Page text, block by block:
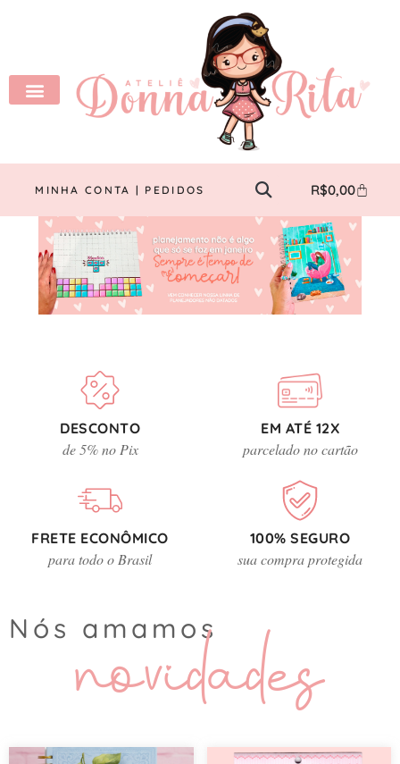
MINHA CONTA | PEDIDOS R$0,00
DESCONTO
de 5% no Pix
EM ATÉ 12X
parcelado no cartão
FRETE ECONÔMICO
para todo o Brasil
100% SEGURO
sua compra protegida
Nós amamos
novidades